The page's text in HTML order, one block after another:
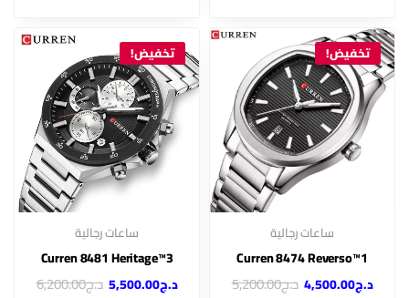
تخفيض!
ساعات رجالية
Curren 8474 Reverso™1
د.ج4,500.00 د.ج5,200.00
تخفيض!
ساعات رجالية
3™Curren 8481 Heritage
د.ج5,500.00 د.ج6,200.00